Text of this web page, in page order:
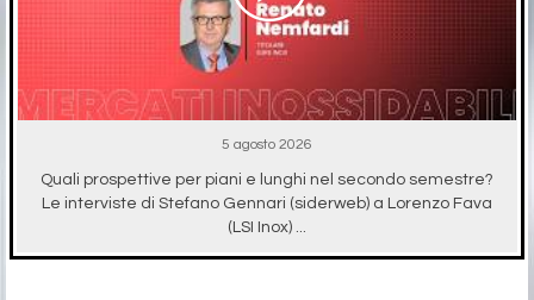
5 agosto 2026
Quali prospettive per piani e lunghi nel secondo semestre?
Le interviste di Stefano Gennari (siderweb) a Lorenzo Fava
(LSI Inox) ...